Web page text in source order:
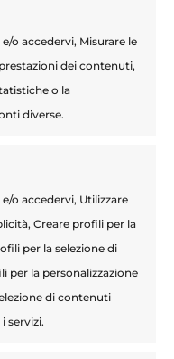
o accedervi, Misurare le
dei contenuti,
o la
diverse.
o accedervi, Utilizzare
Creare profili per la
per la selezione di
per la personalizzazione
di contenuti
servizi.e